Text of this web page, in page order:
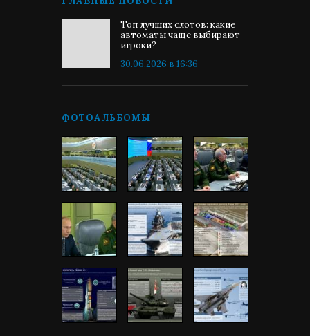
Топ лучших слотов: какие
автоматы чаще выбирают
игроки?
30.06.2026 в 16:36
ФОТОАЛЬБОМЫ